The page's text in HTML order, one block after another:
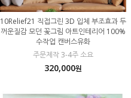
10Relief21 직접그린 3D 입체 부조효과 두
꺼운질감 모던 꽃그림 아트인테리어 100%
수작업 캔버스유화
주문제작 3-4주 소요
320,000원